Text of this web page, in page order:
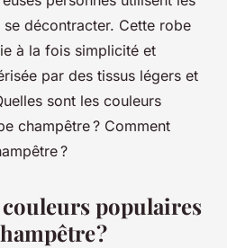
décontracter. Cette robe
à la fois simplicité et
par des tissus légers et
sont les couleurs
champêtre ? Comment
?
populaires
?